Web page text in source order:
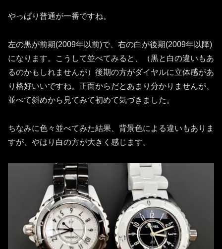
やっぱり普通が一番ですね。
左の黒が前期(2009年以前)で、右の白が後期(2009年以降)
になります。こうして並べてみると、（黒と白の違いもあ
るのかもしれませんが）後期の方がダイヤルに立体感があ
り格好いいですね。正面からだとあまり分かりませんが、
並べて斜めから見てみて初めて気づきました。
ちなみに色々並べてみた結果、背景色による違いもありま
すが、やはり白の方が大きく感じます。